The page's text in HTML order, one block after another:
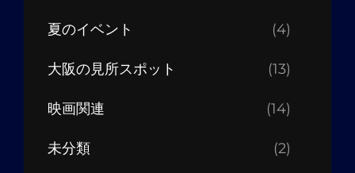
夏のイベント (4)
大阪の見所スポット (13)
映画関連 (14)
未分類 (2)